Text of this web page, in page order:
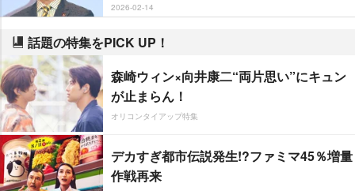
2026-02-14
話題の特集をPICK UP！
森崎ウィン×向井康二“両片思い”にキュン
が止まらん！
オリコンタイアップ特集
デカすぎ都市伝説発生!?ファミマ45％増量
作戦再来